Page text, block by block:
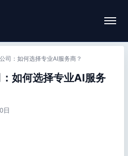
司：如何选择专业AI服务商？
如何选择专业AI服务
日